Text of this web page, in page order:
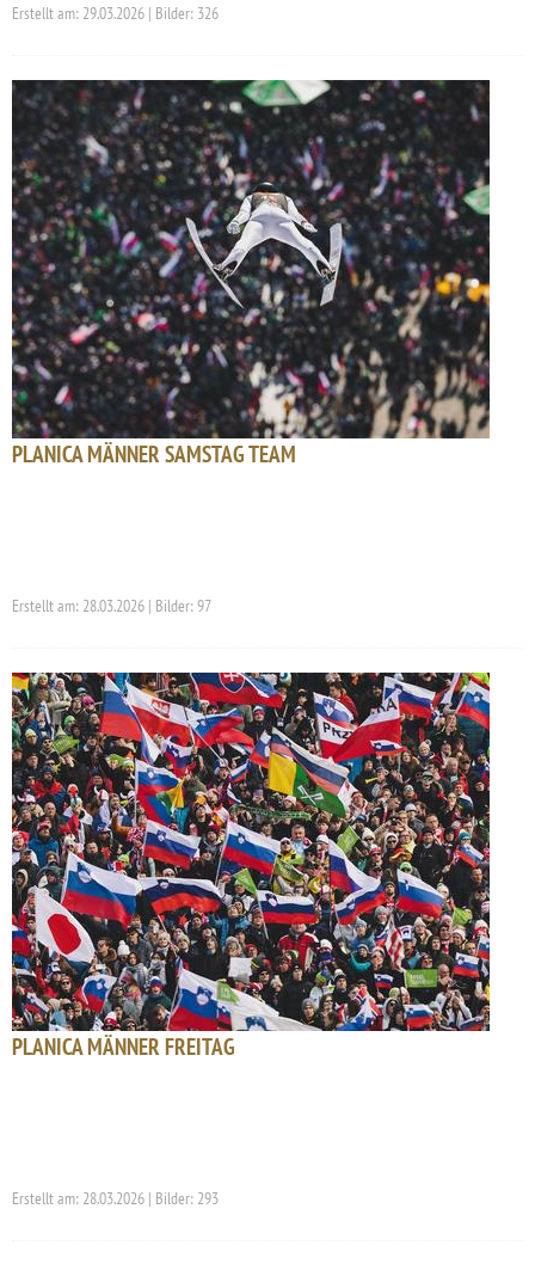
Erstellt am: 29.03.2026 | Bilder: 326
PLANICA MÄNNER SAMSTAG TEAM
Erstellt am: 28.03.2026 | Bilder: 97
PLANICA MÄNNER FREITAG
Erstellt am: 28.03.2026 | Bilder: 293